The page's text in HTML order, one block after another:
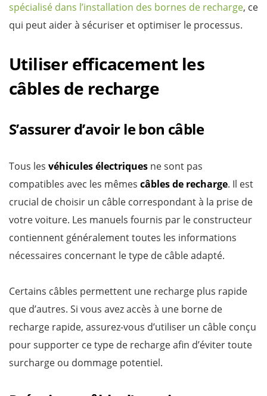
spécialisé dans l’installation des bornes de recharge, ce
qui peut aider à sécuriser et optimiser le processus.
Utiliser efficacement les
câbles de recharge
S’assurer d’avoir le bon câble
Tous les véhicules électriques ne sont pas
compatibles avec les mêmes câbles de recharge. Il est
crucial de choisir un câble correspondant à la prise de
votre voiture. Les manuels fournis par le constructeur
contiennent généralement toutes les informations
nécessaires concernant le type de câble adapté.
Certains câbles permettent une recharge plus rapide
que d’autres. Si vous avez accès à une borne de
recharge rapide, assurez-vous d’utiliser un câble conçu
pour supporter ce type de recharge afin d’éviter toute
surcharge ou dommage potentiel.